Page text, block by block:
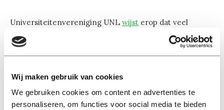
Wij maken gebruik van cookies
We gebruiken cookies om content en advertenties te
personaliseren, om functies voor social media te bieden
Universiteitenvereniging UNL wijst erop dat veel
studenten door de coronacrisis te maken hebben met
stress en andere klachten. Een versoepeling van het
De Vereniging Hogescholen verwacht de knoop
volgende week door te hakken. Vorig studiejaar was het